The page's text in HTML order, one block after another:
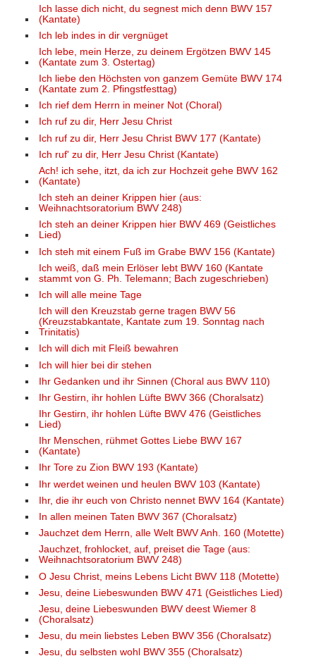
Ich lasse dich nicht, du segnest mich denn BWV 157
(Kantate)
Ich leb indes in dir vergnüget
Ich lebe, mein Herze, zu deinem Ergötzen BWV 145
(Kantate zum 3. Ostertag)
Ich liebe den Höchsten von ganzem Gemüte BWV 174
(Kantate zum 2. Pfingstfesttag)
Ich rief dem Herrn in meiner Not (Choral)
Ich ruf zu dir, Herr Jesu Christ
Ich ruf zu dir, Herr Jesu Christ BWV 177 (Kantate)
Ich ruf' zu dir, Herr Jesu Christ (Kantate)
Ach! ich sehe, itzt, da ich zur Hochzeit gehe BWV 162
(Kantate)
Ich steh an deiner Krippen hier (aus:
Weihnachtsoratorium BWV 248)
Ich steh an deiner Krippen hier BWV 469 (Geistliches
Lied)
Ich steh mit einem Fuß im Grabe BWV 156 (Kantate)
Ich weiß, daß mein Erlöser lebt BWV 160 (Kantate
stammt von G. Ph. Telemann; Bach zugeschrieben)
Ich will alle meine Tage
Ich will den Kreuzstab gerne tragen BWV 56
(Kreuzstabkantate, Kantate zum 19. Sonntag nach
Trinitatis)
Ich will dich mit Fleiß bewahren
Ich will hier bei dir stehen
Ihr Gedanken und ihr Sinnen (Choral aus BWV 110)
Ihr Gestirn, ihr hohlen Lüfte BWV 366 (Choralsatz)
Ihr Gestirn, ihr hohlen Lüfte BWV 476 (Geistliches
Lied)
Ihr Menschen, rühmet Gottes Liebe BWV 167
(Kantate)
Ihr Tore zu Zion BWV 193 (Kantate)
Ihr werdet weinen und heulen BWV 103 (Kantate)
Ihr, die ihr euch von Christo nennet BWV 164 (Kantate)
In allen meinen Taten BWV 367 (Choralsatz)
Jauchzet dem Herrn, alle Welt BWV Anh. 160 (Motette)
Jauchzet, frohlocket, auf, preiset die Tage (aus:
Weihnachtsoratorium BWV 248)
O Jesu Christ, meins Lebens Licht BWV 118 (Motette)
Jesu, deine Liebeswunden BWV 471 (Geistliches Lied)
Jesu, deine Liebeswunden BWV deest Wiemer 8
(Choralsatz)
Jesu, du mein liebstes Leben BWV 356 (Choralsatz)
Jesu, du selbsten wohl BWV 355 (Choralsatz)